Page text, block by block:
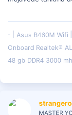
- Asus B460M Wifi
Onboard Realtek®
48 gb DDR4 3000
MASTER